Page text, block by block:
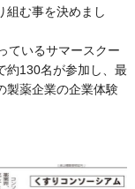
組む事を決めまし
ているサマースクー
約130名が参加し、最
製薬企業の企業体験